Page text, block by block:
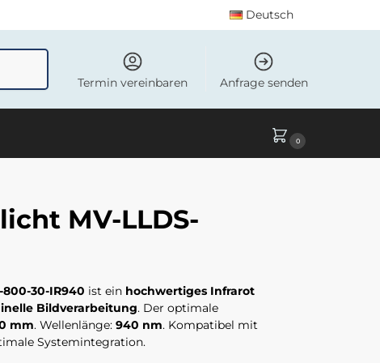
Deutsch
Termin vereinbaren Anfrage senden
0
MV-LLDS-
800-30-IR940 ist ein hochwertiges Infrarot
Bildverarbeitung. Der optimale
mm. Wellenlänge: 940 nm. Kompatibel mit
Systemintegration.